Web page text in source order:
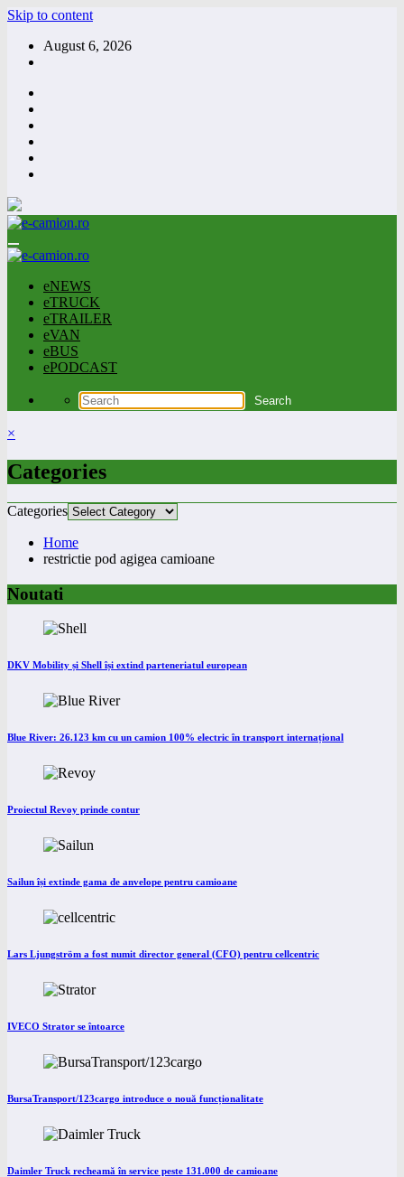
Skip to content
August 6, 2026
eNEWS
eTRUCK
eTRAILER
eVAN
eBUS
ePODCAST
×
Categories
Categories
Home
restrictie pod agigea camioane
Noutati
DKV Mobility și Shell își extind parteneriatul european
Blue River: 26.123 km cu un camion 100% electric în transport internațional
Proiectul Revoy prinde contur
Sailun își extinde gama de anvelope pentru camioane
Lars Ljungström a fost numit director general (CFO) pentru cellcentric
IVECO Strator se întoarce
BursaTransport/123cargo introduce o nouă funcționalitate
Daimler Truck recheamă în service peste 131.000 de camioane